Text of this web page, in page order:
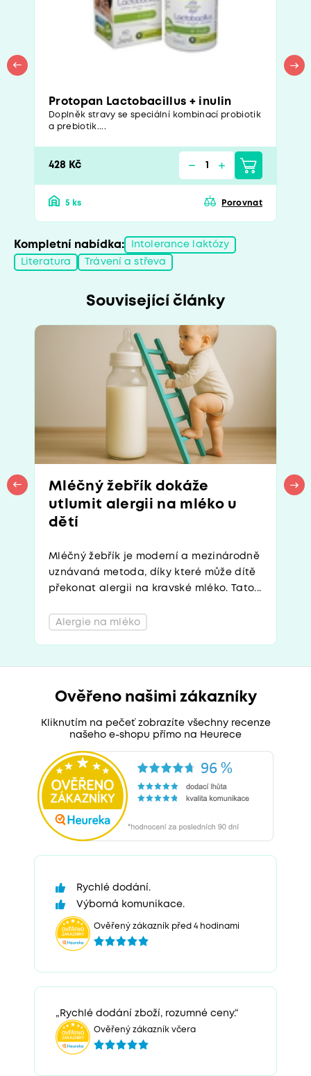
Protopan Lactobacillus + inulin
Doplněk stravy se speciální kombinací probiotik
a prebiotik....
428 Kč
5 ks Porovnat
Kompletní nabídka: Intolerance laktózy
Literatura Trávení a střeva
Související články
Mléčný žebřík dokáže
utlumit alergii na mléko u
dětí
Mléčný žebřík je moderní a mezinárodně
uznávaná metoda, díky které může dítě
překonat alergii na kravské mléko. Tato...
Alergie na mléko
Ověřeno našimi zákazníky
Kliknutím na pečeť zobrazíte všechny recenze
našeho e-shopu přímo na Heurece
Rychlé dodání.
Výborná komunikace.
Ověřený zákazník před 4 hodinami
„Rychlé dodání zboží, rozumné ceny.“
Ověřený zákazník včera